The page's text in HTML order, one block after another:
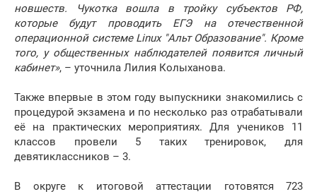
новшеств. Чукотка вошла в тройку субъектов РФ,
которые будут проводить ЕГЭ на отечественной
операционной системе Linux "Альт Образование". Кроме
того, у общественных наблюдателей появится личный
кабинет», – уточнила Лилия Колыханова.
Также впервые в этом году выпускники знакомились с
процедурой экзамена и по несколько раз отрабатывали
её на практических мероприятиях. Для учеников 11
классов провели 5 таких тренировок, для
девятиклассников – 3.
В округе к итоговой аттестации готовятся 723